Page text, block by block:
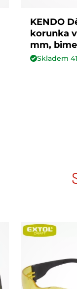
KENDO
korunka
mm,
Skladem 41